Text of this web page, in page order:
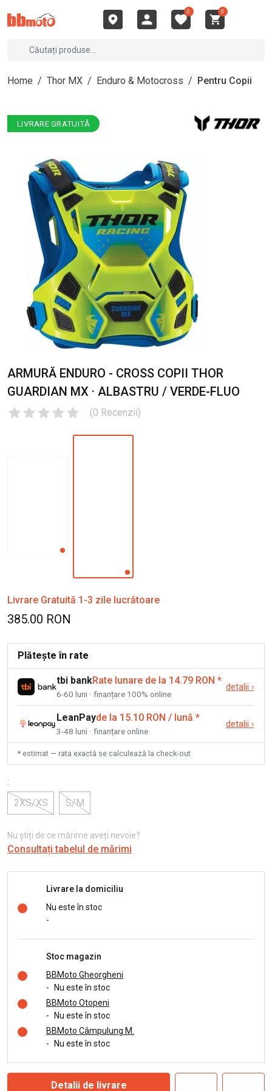
0 0
Home / Thor MX / Enduro & Motocross / Pentru Copii
LIVRARE GRATUITĂ
ARMURĂ ENDURO - CROSS COPII THOR
GUARDIAN MX · ALBASTRU / VERDE-FLUO
(0 Recenzii)
Livrare Gratuită 1-3 zile lucrătoare
385.00 RON
Plătește în rate
tbi bankRate lunare de la 14.79 RON *
6-60 luni · finanțare 100% online
detalii ›
LeanPayde la 15.10 RON / lună *
3-48 luni · finanțare online
detalii ›
* estimat — rata exactă se calculează la check-out
:
2XS/XS
S/M
Nu știți de ce mărime aveți nevoie?
Consultați tabelul de mărimi
Livrare la domiciliu
Nu este în stoc
-
Stoc magazin
BBMoto Gheorgheni
-
Nu este în stoc
BBMoto Otopeni
-
Nu este în stoc
BBMoto Câmpulung M.
-
Nu este în stoc
Detalii de livrare